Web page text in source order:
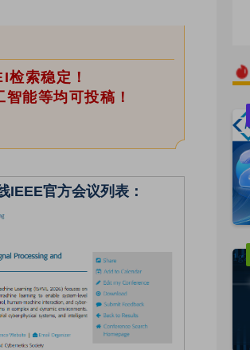
检索稳定！
能等均可投稿！
IEEE官方会议列表：